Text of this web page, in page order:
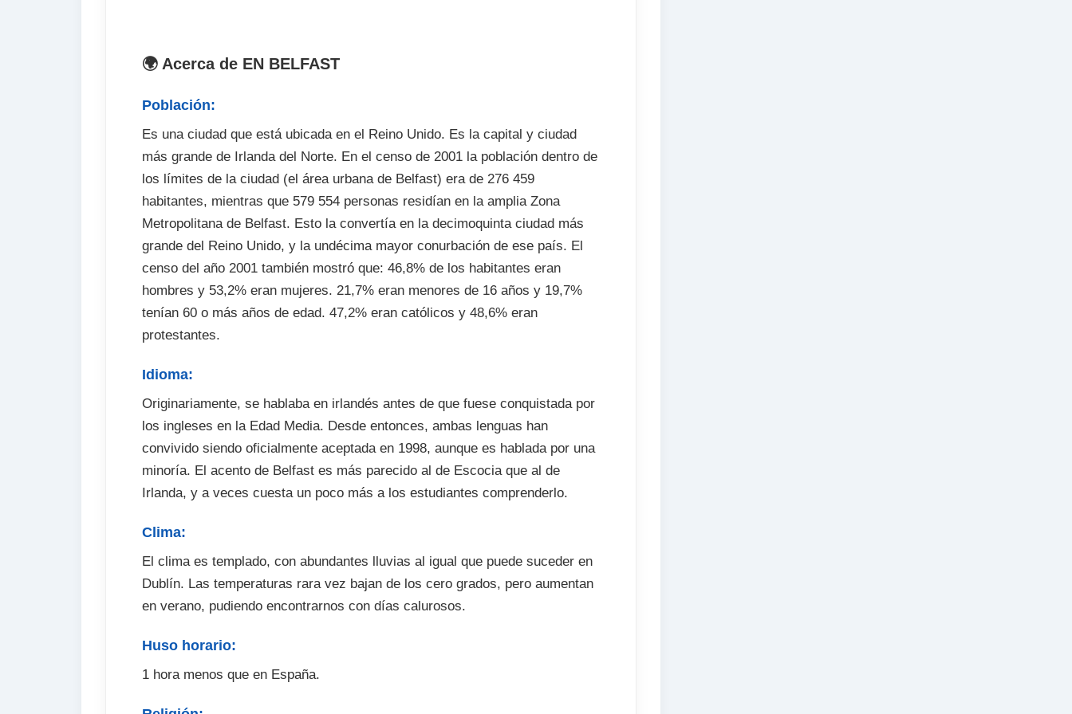
. Transporte de escuela a actividades (opcional)
🌍 Acerca de EN BELFAST
Población:
Es una ciudad que está ubicada en el Reino Unido. Es la capital y ciudad
más grande de Irlanda del Norte. En el censo de 2001 la población dentro de
los límites de la ciudad (el área urbana de Belfast) era de 276 459
habitantes, mientras que 579 554 personas residían en la amplia Zona
Metropolitana de Belfast. Esto la convertía en la decimoquinta ciudad más
grande del Reino Unido, y la undécima mayor conurbación de ese país. El
censo del año 2001 también mostró que: 46,8% de los habitantes eran
hombres y 53,2% eran mujeres. 21,7% eran menores de 16 años y 19,7%
tenían 60 o más años de edad. 47,2% eran católicos y 48,6% eran
protestantes.
Idioma:
Originariamente, se hablaba en irlandés antes de que fuese conquistada por
los ingleses en la Edad Media. Desde entonces, ambas lenguas han
convivido siendo oficialmente aceptada en 1998, aunque es hablada por una
minoría. El acento de Belfast es más parecido al de Escocia que al de
Irlanda, y a veces cuesta un poco más a los estudiantes comprenderlo.
Clima:
El clima es templado, con abundantes lluvias al igual que puede suceder en
Dublín. Las temperaturas rara vez bajan de los cero grados, pero aumentan
en verano, pudiendo encontrarnos con días calurosos.
Huso horario:
1 hora menos que en España.